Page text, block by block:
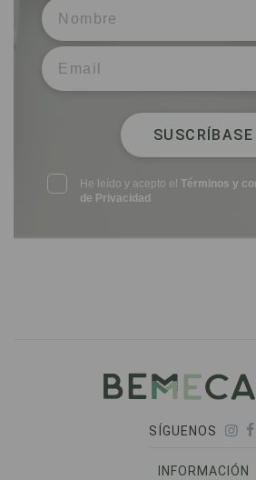
SUSCRÍBASE
He leído y acepto elTérminos y
de Privacidad
SÍGUENOS
INFORMACIÓN